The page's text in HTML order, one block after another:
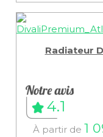
Radiateur
4.1
À partir de 1